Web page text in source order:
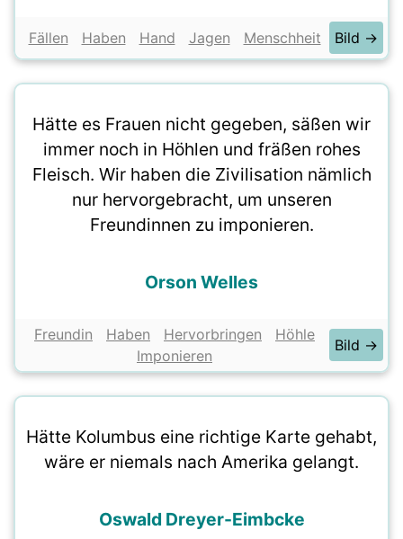
Fällen Haben Hand Jagen Menschheit Bild →
Hätte es Frauen nicht gegeben, säßen wir
immer noch in Höhlen und fräßen rohes
Fleisch. Wir haben die Zivilisation nämlich
nur hervorgebracht, um unseren
Freundinnen zu imponieren.
Orson Welles
Freundin Haben Hervorbringen
Höhle
Imponieren
Bild →
Hätte Kolumbus eine richtige Karte gehabt,
wäre er niemals nach Amerika gelangt.
Oswald Dreyer-Eimbcke